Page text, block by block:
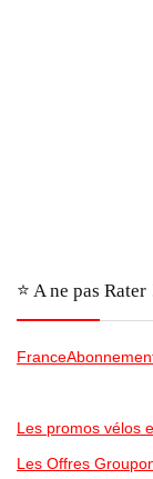
⭐️ A ne pas Rater
Les promos vélos
Les Offres